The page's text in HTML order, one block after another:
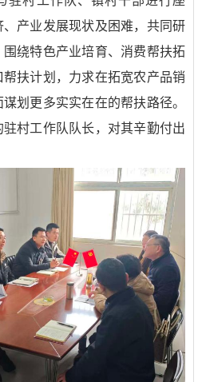
产业发展现状及困难，共同研
绕特色产业培育、消费帮扶拓
扶计划，力求在拓宽农产品销
划更多实实在在的帮扶路径。
村工作队队长，对其辛勤付出